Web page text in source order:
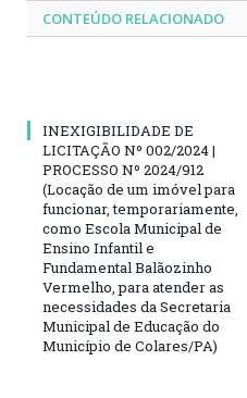
CONTEÚDO RELACIONADO
INEXIGIBILIDADE DE
LICITAÇÃO Nº 002/2024 |
PROCESSO Nº 2024/912
(Locação de um imóvel para
funcionar, temporariamente,
como Escola Municipal de
Ensino Infantil e
Fundamental Balãozinho
Vermelho, para atender as
necessidades da Secretaria
Municipal de Educação do
Município de Colares/PA)